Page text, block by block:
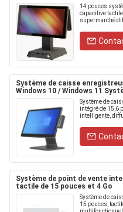
14 pouces
capacitive
supermarché
Système de caisse
Windows 10 / Windows 11
Système de
intégré de 15,6
intelligente,
Système de point de vente
tactile de 15 pouces et 4 Go
Système de
15 pouces,